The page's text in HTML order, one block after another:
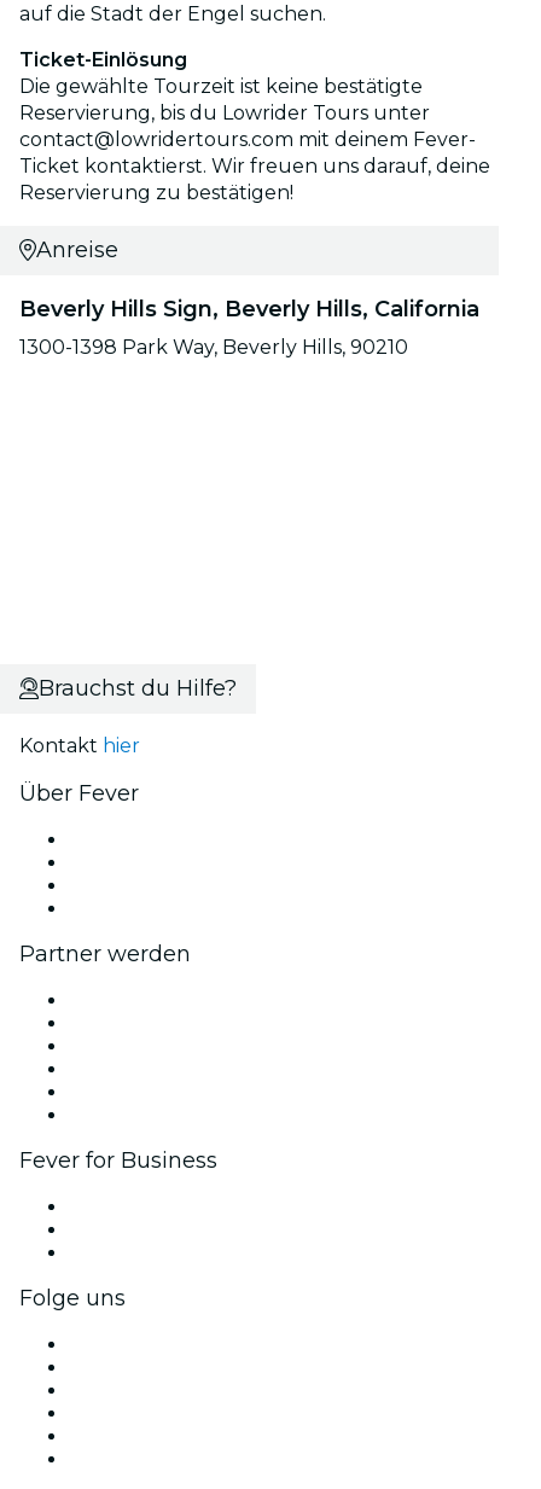
auf die Stadt der Engel suchen.
Ticket-Einlösung
Die gewählte Tourzeit ist keine bestätigte
Reservierung, bis du Lowrider Tours unter
contact@lowridertours.com mit deinem Fever-
Ticket kontaktierst. Wir freuen uns darauf, deine
Reservierung zu bestätigen!
Anreise
Beverly Hills Sign, Beverly Hills, California
1300-1398 Park Way, Beverly Hills, 90210
Brauchst du Hilfe?
Kontakt hier
Über Fever
Partner werden
Fever for Business
Folge uns